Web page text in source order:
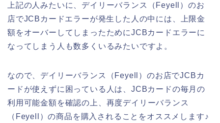
上記の人みたいに、デイリーバランス（Feyell）のお
店でJCBカードエラーが発生した人の中には、上限金
額をオーバーしてしまったためにJCBカードエラーに
なってしまう人も数多くいるみたいですよ。
なので、デイリーバランス（Feyell）のお店でJCBカ
ードが使えずに困っている人は、JCBカードの毎月の
利用可能金額を確認の上、再度デイリーバランス
（Feyell）の商品を購入されることをオススメします♪